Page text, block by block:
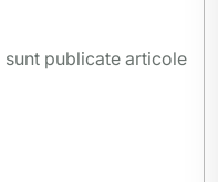
publicate articole